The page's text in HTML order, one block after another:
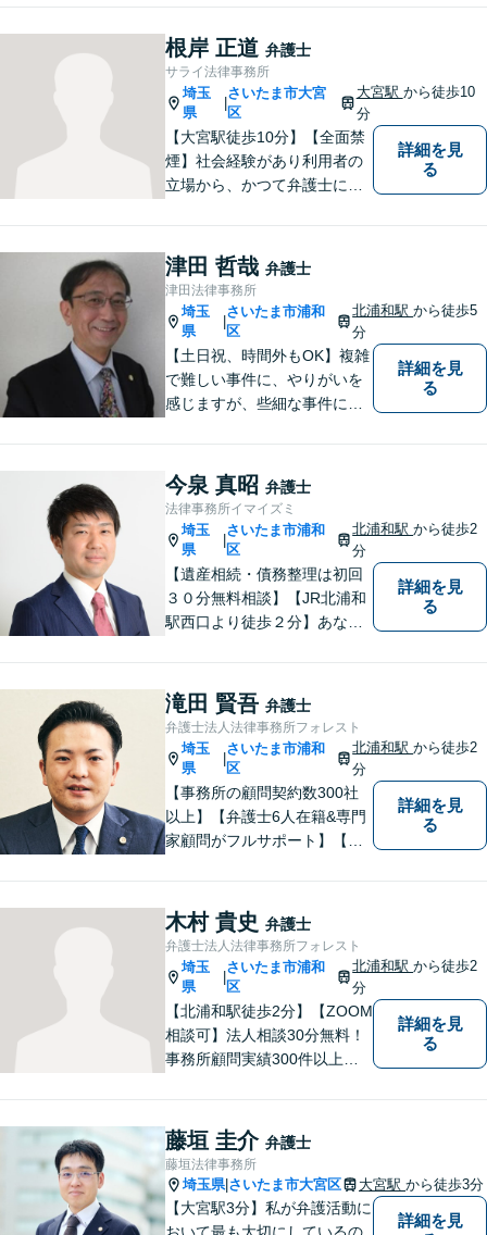
根岸 正道 弁護士
サライ法律事務所
埼玉
県
|
さいたま市大宮
区
大宮駅 から徒歩10
分
【大宮駅徒歩10分】【全面禁
煙】社会経験があり利用者の
立場から、かつて弁護士に相
ります。 どのようにしたら、
敷居を低くできるか、緊張せ
ずに、リラックスして頂ける
か、なごやかな雰囲気作りを
常に心掛けています。
詳細を見
る
津田 哲哉 弁護士
津田法律事務所
埼玉
県
|
さいたま市浦和
区
北浦和駅から徒歩5
分
【土日祝、時間外もOK】複雑
で難しい事件に、やりがいを
感じますが、些細な事件にも
ティング会社での経験から、
会社経営、経理・税務などに
も詳しく、きめ細かく対応致
します。刑事事件にも力を入
れています。
詳細を見
る
今泉 真昭 弁護士
法律事務所イマイズミ
埼玉
県
|
さいたま市浦和
区
北浦和駅から徒歩2
分
【遺産相続・債務整理は初回
３０分無料相談】【JR北浦和
駅西口より徒歩２分】あなた
ミがお預かりします。あなた
の代わりに悩み、考え、解決
策をご提案します。
詳細を見
る
滝田 賢吾 弁護士
弁護士法人法律事務所フォレスト
埼玉
県
|
さいたま市浦和
区
北浦和駅から徒歩2
分
【事務所の顧問契約数300社
以上】【弁護士6人在籍&専門
家顧問がフルサポート】【北
護士が労働雇用、債権回収、
商取引問題などに対応しま
す。中小企業さま、個人事業
主さまからのご相談に注力
【初回面談無料】
詳細を見
る
木村 貴史 弁護士
弁護士法人法律事務所フォレスト
埼玉
県
|
さいたま市浦和
区
北浦和駅から徒歩2
分
【北浦和駅徒歩2分】【ZOOM
相談可】法人相談30分無料！
事務所顧問実績300件以上！
的確に把握し、ご意向に沿え
るよう尽力いたします！業種
ごとに専門化したチームでの
サポート体制あり！ぜひ一度
ご相談ください。
詳細を見
る
藤垣 圭介 弁護士
藤垣法律事務所
埼玉県| さいたま市大宮区 大宮駅 から徒歩3分
【大宮駅3分】私が弁護活動に
おいて最も大切にしているの
詳細を見